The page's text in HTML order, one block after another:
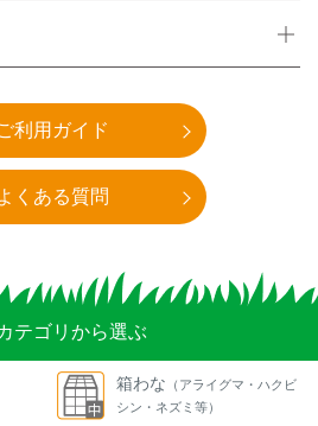
利用ガイド
くある質問
テゴリから選ぶ
箱わな （アライグマ・ハクビ
シン・ネズミ等）